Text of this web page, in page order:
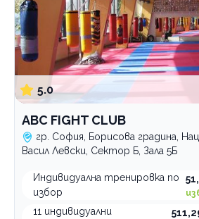
5.0
ABC FIGHT CLUB
гр. София, Борисова градина,
Васил Левски, Сектор Б, Зала 5Б
Индивидуална тренировка по
избор
11 индивидуални